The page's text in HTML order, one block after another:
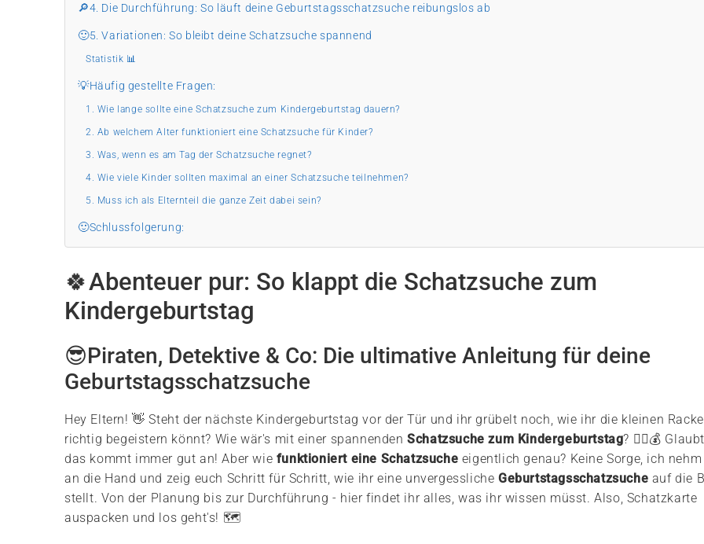
🔎4. Die Durchführung: So läuft deine Geburtstagsschatzsuche reibungslos ab
🙂5. Variationen: So bleibt deine Schatzsuche spannend
Statistik 📊
💡Häufig gestellte Fragen:
1. Wie lange sollte eine Schatzsuche zum Kindergeburtstag dauern?
2. Ab welchem Alter funktioniert eine Schatzsuche für Kinder?
3. Was, wenn es am Tag der Schatzsuche regnet?
4. Wie viele Kinder sollten maximal an einer Schatzsuche teilnehmen?
5. Muss ich als Elternteil die ganze Zeit dabei sein?
🙂Schlussfolgerung:
🍀Abenteuer pur: So klappt die Schatzsuche zum
Kindergeburtstag
😎Piraten, Detektive & Co: Die ultimative Anleitung für deine
Geburtstagsschatzsuche
Hey Eltern! 👋 Steht der nächste Kindergeburtstag vor der Tür und ihr grübelt noch, wie ihr die kleinen
richtig begeistern könnt? Wie wär's mit einer spannendenSchatzsuche zum Kindergeburtstag? 🏴‍☠️💰
das kommt immer gut an! Aber wie funktioniert eine Schatzsuche eigentlich genau? Keine Sorge, ich
an die Hand und zeig euch Schritt für Schritt, wie ihr eine unvergesslicheGeburtstagsschatzsuche auf die
stellt. Von der Planung bis zur Durchführung - hier findet ihr alles, was ihr wissen müsst. Also, Schatzkarte
auspacken und los geht's! 🗺️